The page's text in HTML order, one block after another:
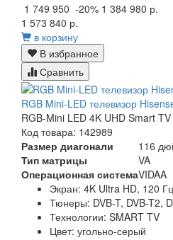
1 749 950 -20% 1 384 980 р.
1 573 840 р.
в корзину
В избранное
Сравнить
RGB Mini-LED телевизор
RGB-Mini LED 4K UHD Smart
Код товара: 142989
Размер диагонали
116
Тип матрицы
VA
Операционная системаVIDAA
Экран: 4K Ultra HD, 120 Гц
Тюнеры: DVB-T, DVB-T2,
Технологии: SMART TV
Цвет: угольно-серый